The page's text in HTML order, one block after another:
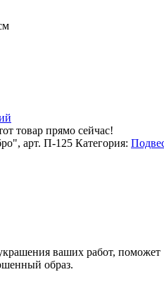
товар прямо сейчас!
арт. П-125 Категория:
ваших работ, поможет
образ.